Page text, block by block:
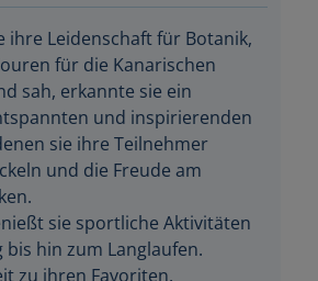
ihre Leidenschaft für Botanik,
für die Kanarischen
sah, erkannte sie ein
und inspirierenden
sie ihre Teilnehmer
und die Freude am
sie sportliche Aktivitäten
hin zum Langlaufen.
zu ihren Favoriten.